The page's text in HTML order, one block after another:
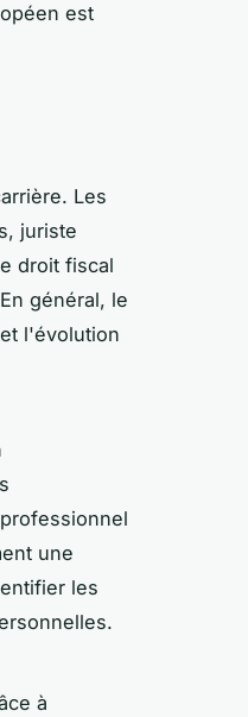
est
Les
juriste
droit fiscal
général, le
et l'évolution
une
les
à